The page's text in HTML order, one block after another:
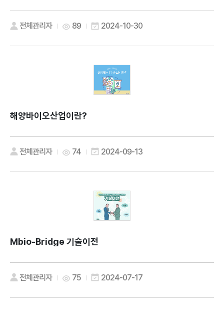
전체관리자 89 2024-10-30
해양바이오산업이란?
전체관리자 74 2024-09-13
Mbio-Bridge 기술이전
전체관리자 75 2024-07-17